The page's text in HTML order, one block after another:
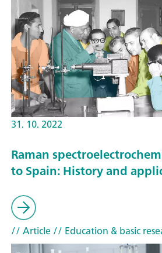
31. 10. 2022
Raman
to Spain: History and
// Article// Education & basic